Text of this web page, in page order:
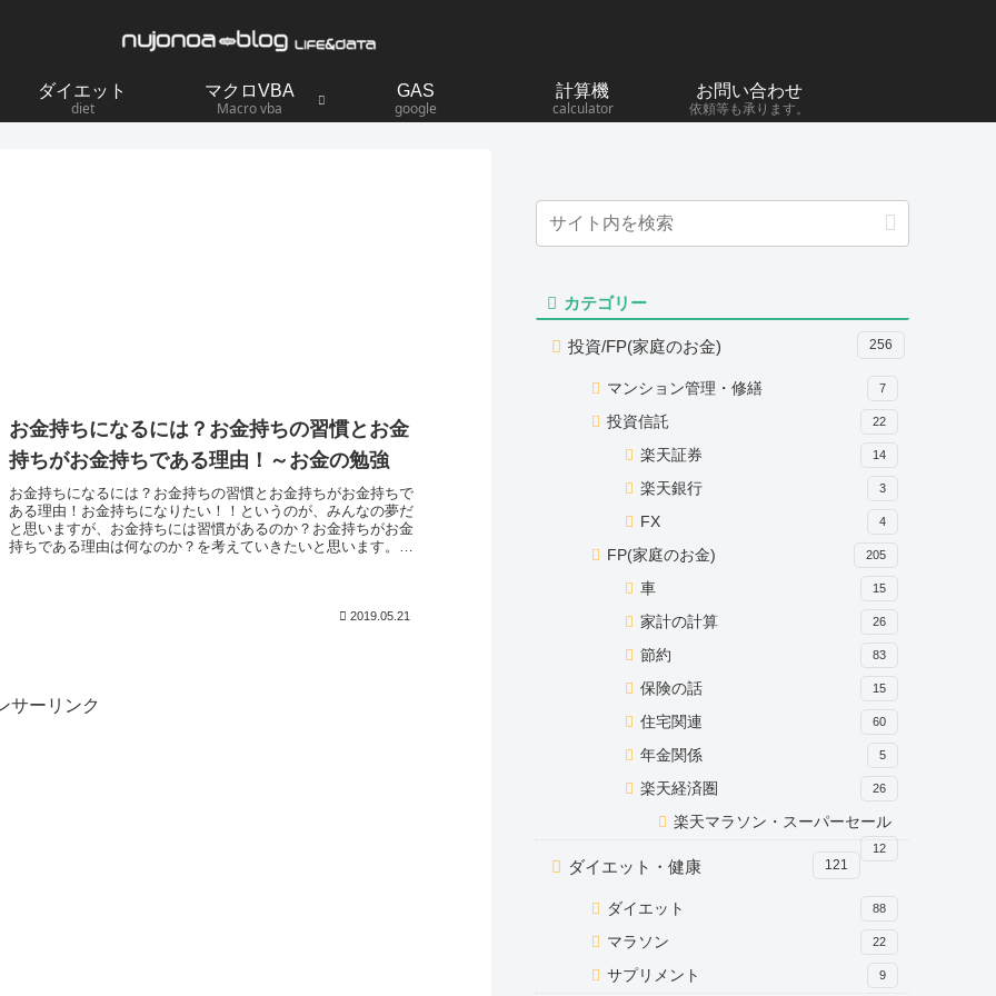
ダイエット
diet
マクロVBA
Macro vba
GAS
google
計算機
calculator
お問い合わせ
依頼等も承ります。
お金持ちになるには？お金持ちの習慣とお金
持ちがお金持ちである理由！～お金の勉強
お金持ちになるには？お金持ちの習慣とお金持ちがお金持ちで
ある理由！お金持ちになりたい！！というのが、みんなの夢だ
と思いますが、お金持ちには習慣があるのか？お金持ちがお金
持ちである理由は何なのか？を考えていきたいと思います。お
2019.05.21
サーリンク
カテゴリー
投資/FP(家庭のお金) 256
マンション管理・修繕 7
投資信託 22
楽天証券 14
楽天銀行 3
FX 4
FP(家庭のお金) 205
車 15
家計の計算 26
節約 83
保険の話 15
住宅関連 60
年金関係 5
楽天経済圏 26
楽天マラソン・スーパーセール
12
ダイエット・健康 121
ダイエット 88
マラソン 22
サプリメント 9